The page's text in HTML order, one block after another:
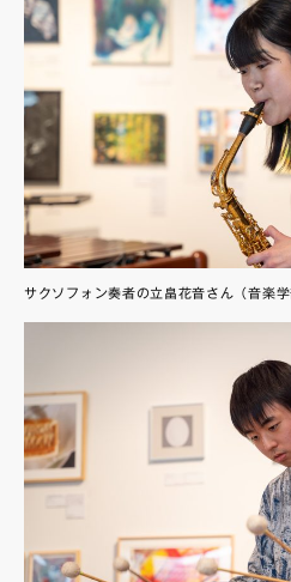
サクソフォン奏者の立畠花音さん（音楽学